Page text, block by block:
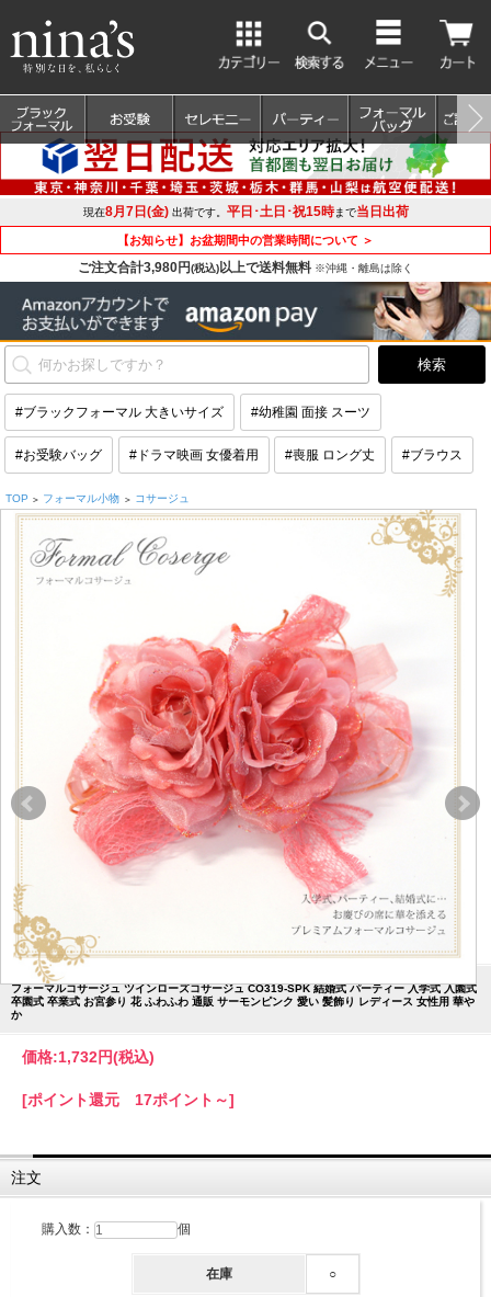
現在8月7日(金)出荷です。 平日･土日･祝15時まで当日出荷
【お知らせ】お盆期間中の営業時間について ＞
ご注文合計3,980円(税込)以上で送料無料 ※沖縄・離島は除く
#ブラックフォーマル 大きいサイズ #幼稚園 面接 スーツ
#お受験バッグ #ドラマ映画 女優着用 #喪服 ロング丈 #ブラウス
TOP > フォーマル小物 > コサージュ
フォーマルコサージュ ツインローズコサージュ CO319-SPK 結婚式 パーティー 入学式 入園式
卒園式 卒業式 お宮参り 花 ふわふわ 通販 サーモンピンク 愛い 髪飾り レディース 女性用 華や
か
価格:1,732円(税込)
[ポイント還元 17ポイント～]
注文
購入数： 個
在庫 ○